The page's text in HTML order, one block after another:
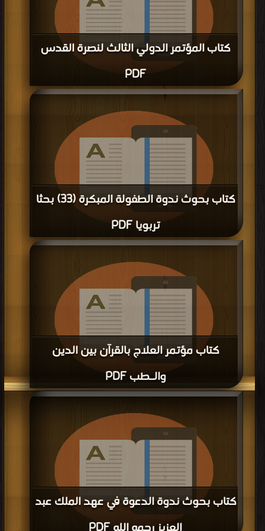
كتاب المؤتمر الدولي الثالث لنصرة القدس
PDF
قراءة و تحميل كتاب كتاب المؤتمر الدولي الثالث لنصرة القدس PDF مجانا | مكتبة >
أفضل كتب في تحميل| التحميل : مرة/مرات
كتاب بحوث ندوة الطفولة المبكرة (33) بحثا
تربويا PDF
قراءة و تحميل كتاب كتاب بحوث ندوة الطفولة المبكرة (33) بحثا تربويا PDF مجانا |
أفضل كتب في مجانا| التحميل : مرة/مرات
كتاب مؤتمر العلاج بالقرآن بين الدين
والـطب PDF
قراءة و تحميل كتاب كتاب مؤتمر العلاج بالقرآن بين الدين والـطب PDF مجانا | مكتبة
أفضل كتب في مجانا| التحميل : مرة/مرات
كتاب بحوث ندوة الدعوة في عهد الملك عبد